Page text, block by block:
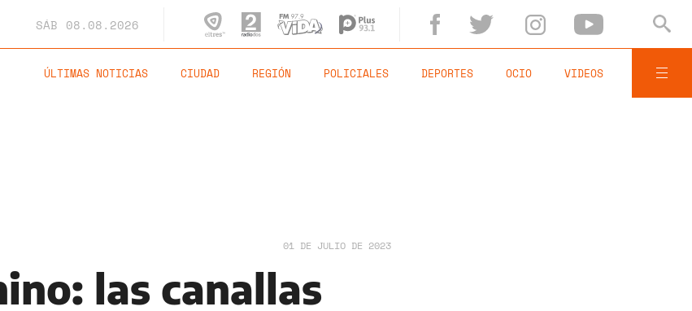
SÁB 08.08.2026
ÚLTIMAS NOTICIAS CIUDAD REGIÓN POLICIALES DEPORTES OCIO VIDEOS
01 DE JULIO DE 2023
las canallas